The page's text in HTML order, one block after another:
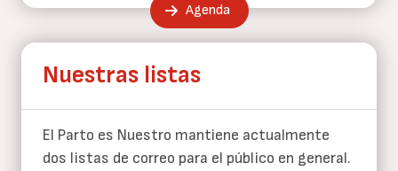
Agenda
Nuestras listas
El Parto es Nuestro mantiene actualmente
dos listas de correo para el público en general.